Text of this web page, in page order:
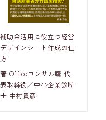
補助金活用に役立つ経営
デザインシート作成の仕
方
著 Officeコンサル鷹 代
表取締役／中小企業診断
士 中村貴彦